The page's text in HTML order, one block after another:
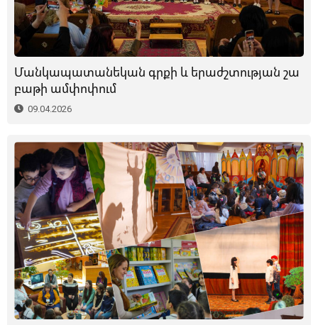
Մանկապատանեկան գրքի և երաժշտության շա
բաթի ամփոփում
09.04.2026